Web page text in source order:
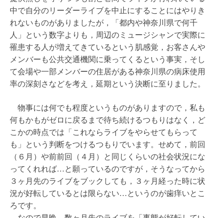
中で自分のリーダーライブを中止にすることにはやりき
れないものがありましたが，「都内や神奈川県で何千
人」という数字よりも，周辺のミュージシャンで実際に
罹患する人が増えてきているという肌感覚，お客さんや
メンバーも公共交通機関に乗ってくるという事実，そし
て会場や一部メンバーの住居がある神奈川県の病床使用
率の深刻さなどを考え，延期という決断に至りました。
物事には何でも程度というものがありますので，私も
何もかもがゼロに戻るまで待ち続けるつもりはなく，ど
こかの時点では「これならライブをやらせてもらって
も」という判断をつけるつもりでいます。せめて，前回
（６月）や前前回（４月）と同じくらいの社会状況にな
ってくれれば…と願っているのですが，そうなってから
３ヶ月先のライブをブックしても，３ヶ月経った時に状
況が好転しているとは限らない…というのが歯痒いとこ
ろです。